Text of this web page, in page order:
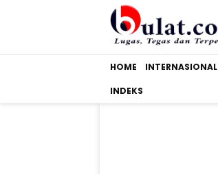
HOME INTERNASIONAL
INDEKS